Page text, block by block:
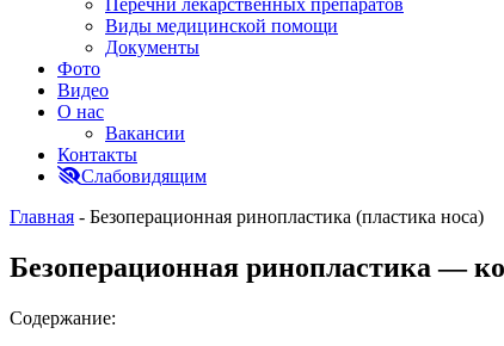
Перечни лекарственных препаратов
Виды медицинской помощи
Документы
Фото
Видео
О нас
Вакансии
Контакты
Слабовидящим
Главная - Безоперационная ринопластика (пластика носа)
Безоперационная ринопластика —
Содержание: